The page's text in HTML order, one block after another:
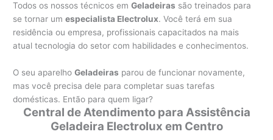
Todos os nossos técnicos emGeladeiras são treinados para
se tornar umespecialista Electrolux. Você terá em sua
residência ou empresa, profissionais capacitados na mais
atual tecnologia do setor com habilidades e conhecimentos.
O seu aparelhoGeladeiras parou de funcionar novamente,
mas você precisa dele para completar suas tarefas
domésticas. Então para quem ligar?
Central de Atendimento para Assistência
Geladeira Electrolux em Centro